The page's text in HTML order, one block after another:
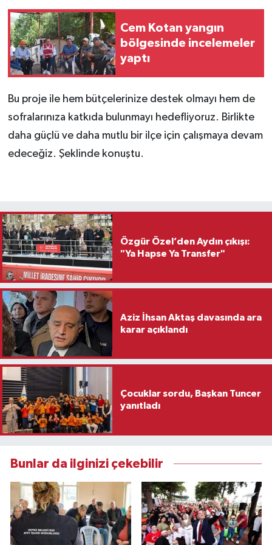
Cem Kotan yangın
bölgesinde incelemeler
yaptı
Bu proje ile hem bütçelerinize destek olmayı hem de
sofralarınıza katkıda bulunmayı hedefliyoruz. Birlikte
daha güçlü ve daha mutlu bir ilçe için çalışmaya devam
edeceğiz. Şeklinde konuştu.
Özgür Özel’den Aydın çıkışı:
"Ya Hapse Ya Transfer"
Aziz İhsan Aktaş davasında ara
karar açıklandı
Çocuklar sordu, Başkan Tuncer
yanıtladı
Bunlar da ilginizi çekebilir